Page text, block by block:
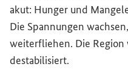
akut: Hunger und
Die Spannungen
weiterfliehen. Die
destabilisiert.